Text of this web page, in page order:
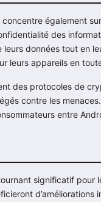
concentre également
des
données tout en
leurs appareils en
des protocoles de
contre les
entre
significatif pour
d’améliorations